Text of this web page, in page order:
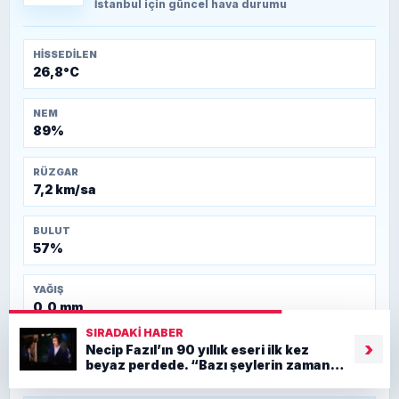
Kütahya-Eskişehir Muharebeleri (10-24
İstanbul için güncel hava durumu
HISSEDILEN
26,8°C
NEM
89%
RÜZGAR
7,2 km/sa
BULUT
57%
YAĞIŞ
0,0 mm
GECE EN DÜŞÜK
23,3°C
SIRADAKI HABER
Necip Fazıl’ın 90 yıllık eseri ilk kez
beyaz perdede. “Bazı şeylerin zamanı
›